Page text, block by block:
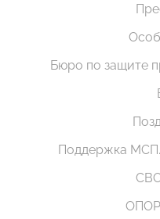
Бюро по защите
Поддержка